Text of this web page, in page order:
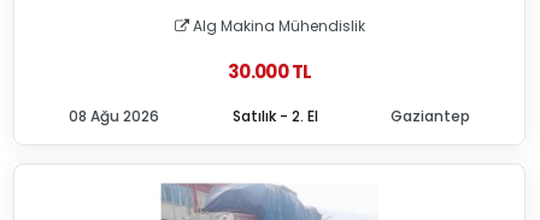
Alg Makina Mühendislik
30.000 TL
Satılık - 2. El
08 Ağu 2026 Gaziantep